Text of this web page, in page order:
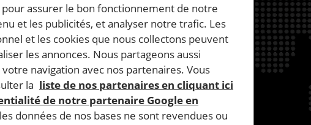
assurer le bon fonctionnement de notre
et les publicités, et analyser notre trafic. Les
et les cookies que nous collectons peuvent
les annonces. Nous partageons aussi
navigation avec nos partenaires. Vous
la liste de nos partenaires en cliquant ici
de notre partenaire Google en
données de nos bases ne sont revendues ou